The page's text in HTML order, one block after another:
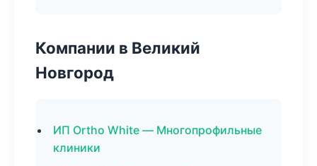
Компании в Великий
Новгород
ИП Ortho White — Многопрофильные
клиники